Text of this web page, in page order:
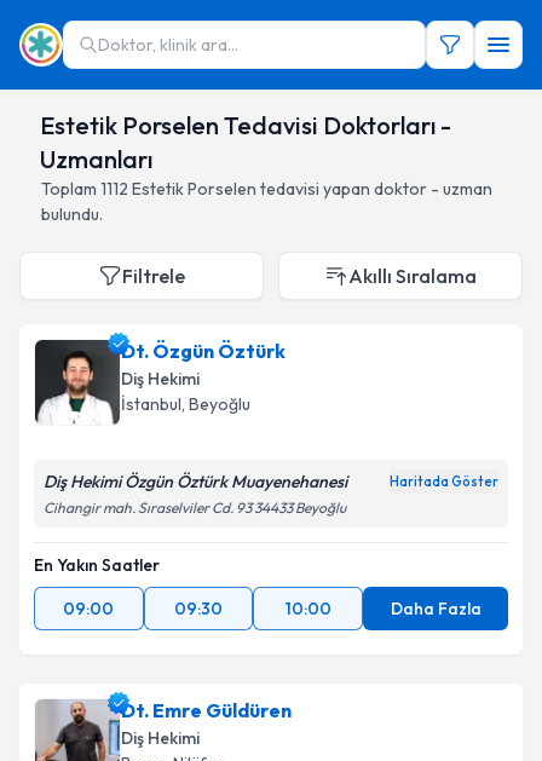
Doktor, klinik ara...
Estetik Porselen Tedavisi Doktorları -
Uzmanları
Toplam 1112 Estetik Porselen tedavisi yapan doktor - uzman
bulundu.
Filtrele Akıllı Sıralama
Dt. Özgün Öztürk
Diş Hekimi
İstanbul, Beyoğlu
Diş Hekimi Özgün Öztürk Muayenehanesi Haritada Göster
Cihangir mah. Sıraselviler Cd. 93 34433 Beyoğlu
En Yakın Saatler
09:00
09:30 10:00 Daha Fazla
Dt. Emre Güldüren
Diş Hekimi